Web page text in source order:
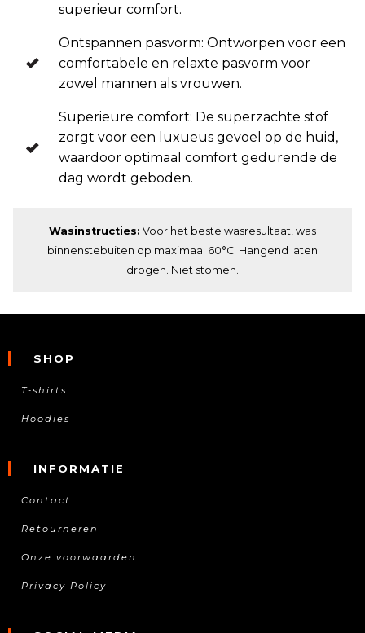
superieur comfort.
Ontspannen pasvorm: Ontworpen voor een
comfortabele en relaxte pasvorm voor
zowel mannen als vrouwen.
Superieure comfort: De superzachte stof
zorgt voor een luxueus gevoel op de huid,
waardoor optimaal comfort gedurende de
dag wordt geboden.
Wasinstructies: Voor het beste wasresultaat, was
binnenstebuiten op maximaal 60°C. Hangend laten
drogen. Niet stomen.
SHOP
T-shirts
Hoodies
INFORMATIE
Contact
Retourneren
Onze voorwaarden
Privacy Policy